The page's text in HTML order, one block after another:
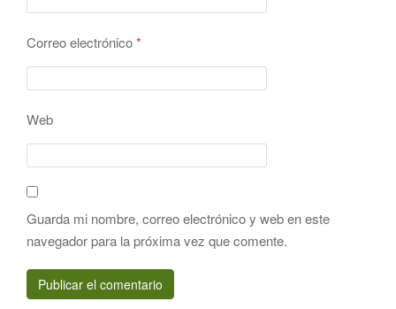
Correo electrónico*
Web
Guarda mi nombre, correo electrónico y web en este
navegador para la próxima vez que comente.